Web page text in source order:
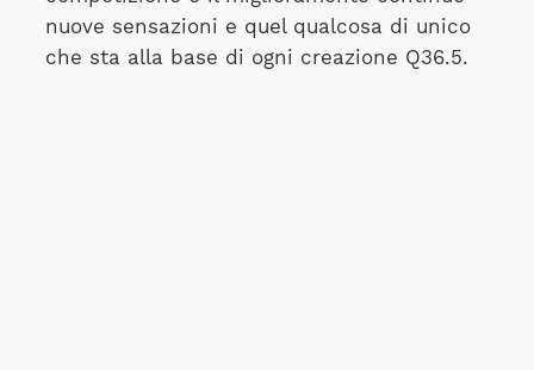
nuove sensazioni e quel qualcosa di unico
che sta alla base di ogni creazione Q36.5.